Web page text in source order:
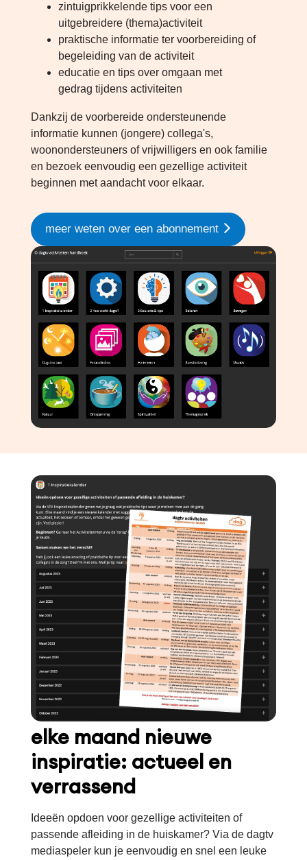
zintuigprikkelende tips voor een
uitgebreidere (thema)activiteit
praktische informatie ter voorbereiding of
begeleiding van de activiteit
educatie en tips over omgaan met
gedrag tijdens activiteiten
Dankzij de voorbereide ondersteunende
informatie kunnen (jongere) collega's,
woonondersteuners of vrijwilligers en ook familie
en bezoek eenvoudig een gezellige activiteit
beginnen met aandacht voor elkaar.
meer weten over een abonnement
elke maand nieuwe
inspiratie: actueel en
verrassend
Ideeën opdoen voor gezellige activiteiten of
passende afleiding in de huiskamer? Via de dagtv
mediaspeler kun je eenvoudig en snel een leuke